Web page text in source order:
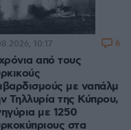
από τους
με ναπάλμ
Τηλλυρία της Κύπρου,
με 1250
στα
10:17 6